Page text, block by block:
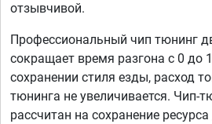
отзывчивой.
Профессиональный чип тюнинг
сокращает время разгона с 0 до
сохранении стиля езды, расход
тюнинга не увеличивается. Чип-
рассчитан на сохранение